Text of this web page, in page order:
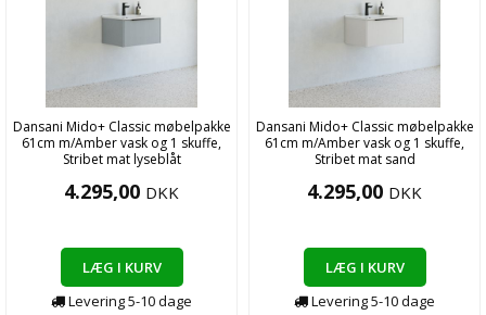
Dansani Mido+ Classic møbelpakke
61cm m/Amber vask og 1 skuffe,
Stribet mat lyseblåt
4.295,00 DKK
LÆG I KURV
Levering5-10dage
Dansani Mido+ Classic møbelpakke
61cm m/Amber vask og 1 skuffe,
Stribet mat sand
4.295,00 DKK
LÆG I KURV
Levering5-10dage